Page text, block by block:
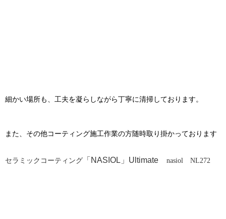
細かい場所も、工夫を凝らしながら丁寧に清掃しております。
また、その他コーティング施工作業の方随時取り掛かっております
セラミックコーティング 「NASIOL」Ultimate nasiol NL272